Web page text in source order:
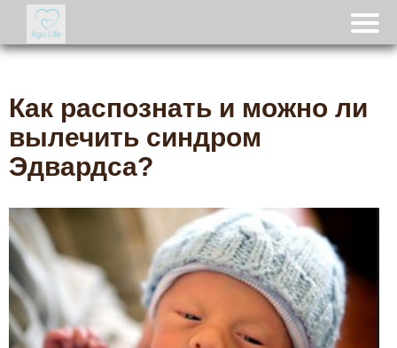
Как распознать и можно ли
вылечить синдром
Эдвардса?